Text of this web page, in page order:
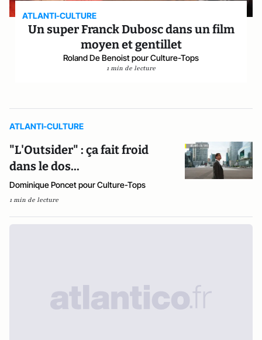
ATLANTI-CULTURE
Un super Franck Dubosc dans un film
moyen et gentillet
Roland De Benoist pour Culture-Tops
1 min de lecture
ATLANTI-CULTURE
"L'Outsider" : ça fait froid
dans le dos...
Dominique Poncet pour Culture-Tops
1 min de lecture